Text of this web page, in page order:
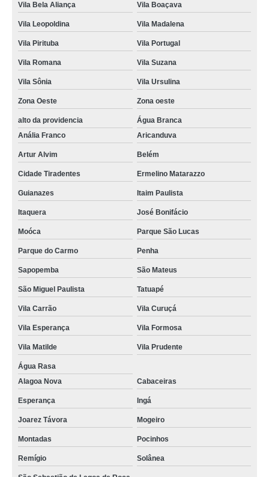
Vila Bela Aliança Vila Boaçava
Vila Leopoldina Vila Madalena
Vila Pirituba Vila Portugal
Vila Romana Vila Suzana
Vila Sônia Vila Ursulina
Zona Oeste Zona oeste
alto da providencia
Água Branca
Anália Franco
Aricanduva
Artur Alvim Belém
Cidade Tiradentes Ermelino Matarazzo
Guianazes Itaim Paulista
Itaquera José Bonifácio
Moóca Parque São Lucas
Parque do Carmo Penha
Sapopemba São Mateus
São Miguel Paulista Tatuapé
Vila Carrão Vila Curuçá
Vila Esperança Vila Formosa
Vila Matilde Vila Prudente
Água Rasa
Alagoa Nova
Cabaceiras
Esperança Ingá
Joarez Távora Mogeiro
Montadas Pocinhos
Remígio Solânea